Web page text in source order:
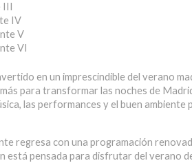
III
IV
V
VI
en un imprescindible del verano
para transformar las noches de
las performances y el buen
regresa con una programación
está pensada para disfrutar del verano